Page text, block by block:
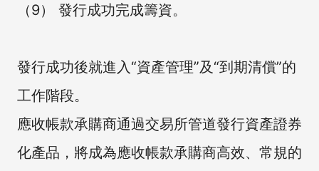
（9） 發行成功完成籌資。
發行成功後就進入“資產管理”及“到期清償”的
工作階段。
應收帳款承購商通過交易所管道發行資產證券
化產品，將成為應收帳款承購商高效、常規的